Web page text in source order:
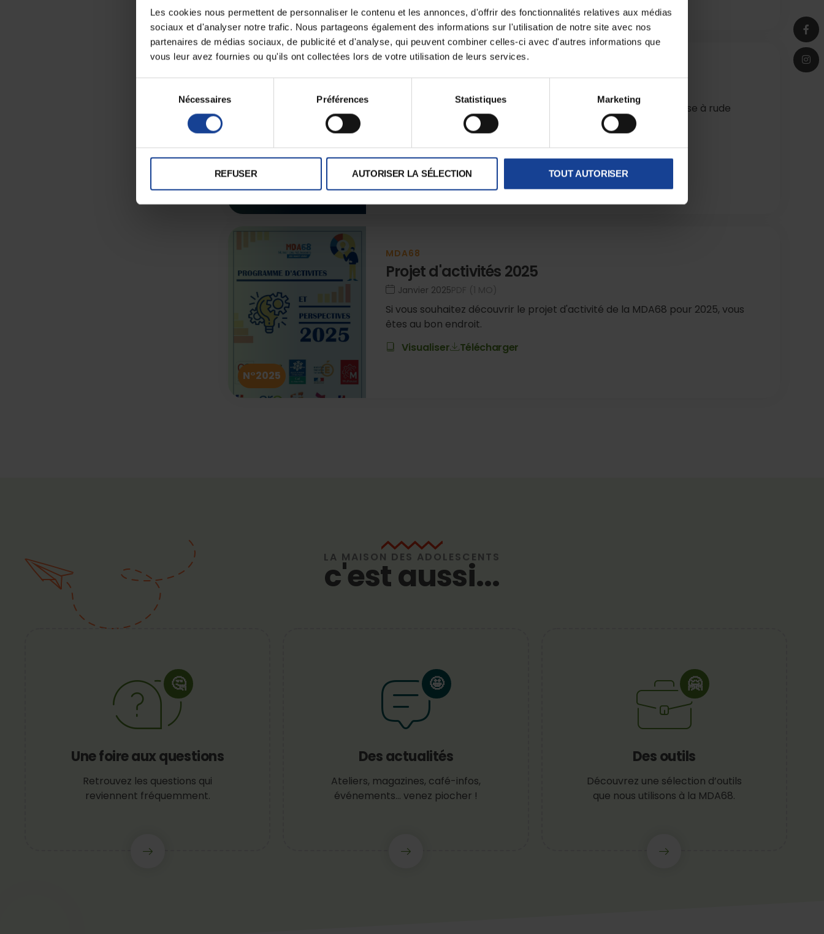
Les cookies nous permettent de personnaliser le contenu et les annonces, d'offrir des fonctionnalités relatives aux médias
sociaux et d'analyser notre trafic. Nous partageons également des informations sur l'utilisation de notre site avec nos
partenaires de médias sociaux, de publicité et d'analyse, qui peuvent combiner celles-ci avec d'autres informations que
vous leur avez fournies ou qu'ils ont collectées lors de votre utilisation de leurs services.
consentement
Nécessaires Préférences Statistiques Marketing
REFUSER AUTORISER LA SÉLECTION TOUT AUTORISER
AVR
N°2024
Nous savons tous que la santé mentale des adolescents est mise à rude
épreuve depuis la crise sanitaire et que ce constat perdure…
Visualiser
Télécharger
N°2025
MDA68
Projet d'activités 2025
janvier 2025
Si vous souhaitez découvrir le projet d'activité de la MDA68 pour 2025, vous
êtes au bon endroit.
Visualiser
Télécharger
LA MAISON DES ADOLESCENTS
c'est aussi...
🤔
Une foire aux questions
Retrouvez les questions qui
reviennent fréquemment.
🤩
Des actualités
Ateliers, magazines, café-infos,
événements… venez piocher !
🤗
Des outils
Découvrez une sélection d’outils
que nous utilisons à la MDA68.